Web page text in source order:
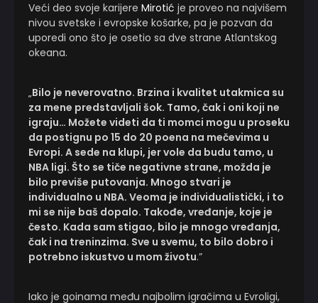
Veći deo svoje karijere Mirotić je proveo na najvišem
nivou svetske i evropske košarke, pa je pozvan da
uporedi ono što je osetio sa dve strane Atlantskog
okeana.
„Bilo je neverovatno. Brzina i kvalitet utakmica su
za mene predstavljali šok. Tamo, čak i oni koji ne
igraju… Možete videti da ti momci mogu u proseku
da postignu po 15 do 20 poena na mečevima u
Evropi. A sede na klupi, jer vole da budu tamo, u
NBA ligi. Što se tiče negativne strane, možda je
bilo previše putovanja. Mnogo stvari je
individualno u NBA. Veoma je individualistički, i to
mi se nije baš dopalo. Takođe, vređanje, koje je
često. Kada sam stigao, bilo je mnogo vređanja,
čak i na treninzima. Sve u svemu, to bilo dobro i
potrebno iskustvo u mom životu.”
Iako je goinama među najbolim igračima u Evroligi,